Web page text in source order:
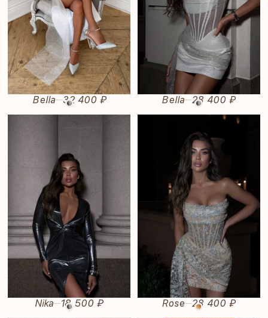
Bella—32 400 ₽ Bella—28 400 ₽
Nika—18 500 ₽ Rose—28 400 ₽